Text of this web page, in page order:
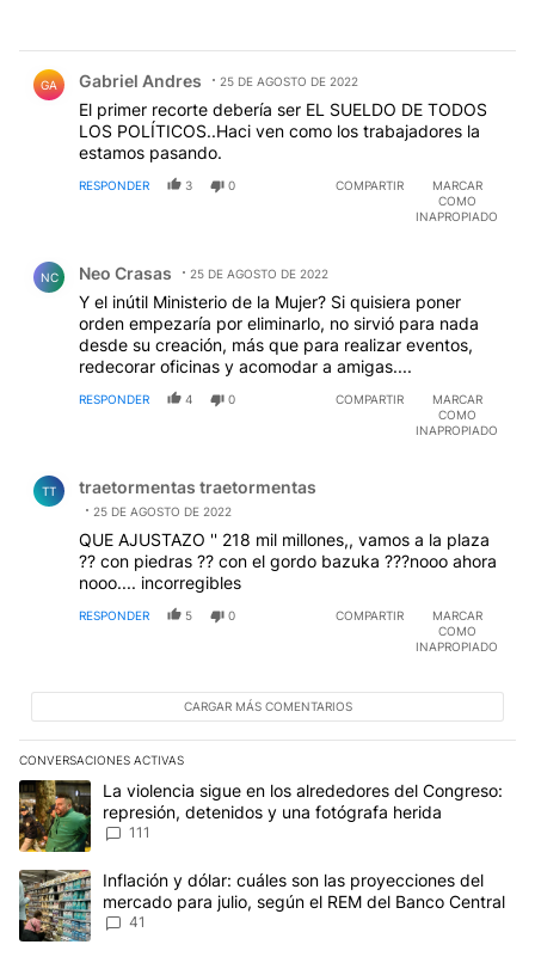
GA Gabriel Andres 25 DE AGOSTO DE 2022
El primer recorte debería ser EL SUELDO DE TODOS
LOS POLÍTICOS..Haci ven como los trabajadores la
estamos pasando.
RESPONDER 3 0 COMPARTIR
MARCAR
COMO
INAPROPIADO
NC Neo Crasas 25 DE AGOSTO DE 2022
Y el inútil Ministerio de la Mujer? Si quisiera poner
orden empezaría por eliminarlo, no sirvió para nada
desde su creación, más que para realizar eventos,
redecorar oficinas y acomodar a amigas....
RESPONDER 4 0 COMPARTIR
MARCAR
COMO
INAPROPIADO
TT traetormentas traetormentas
25 DE AGOSTO DE 2022
QUE AJUSTAZO '' 218 mil millones,, vamos a la plaza
?? con piedras ?? con el gordo bazuka ???nooo ahora
nooo.... incorregibles
RESPONDER 5 0 COMPARTIR
MARCAR
COMO
INAPROPIADO
CARGAR MÁS COMENTARIOS
CONVERSACIONES ACTIVAS
Este listado muestra los artículos con más comentarios en los
Un artículo de tendencia con el título "La violencia sigue en los
La violencia sigue en los alrededores del Congreso:
represión, detenidos y una fotógrafa herida
111
Un artículo de tendencia con el título "Inflación y dólar: cuáles
Inflación y dólar: cuáles son las proyecciones del
mercado para julio, según el REM del Banco Central
41